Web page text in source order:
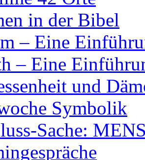
in der Bibel
– Eine
– Eine
und
Symbolik
Sache: